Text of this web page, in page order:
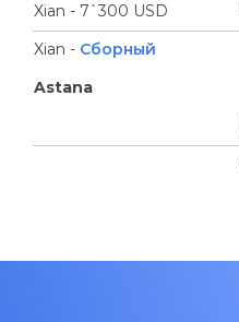
Xian - 7`300 USD
Xian - Сборный
Astana